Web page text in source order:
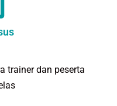
trainer dan peserta